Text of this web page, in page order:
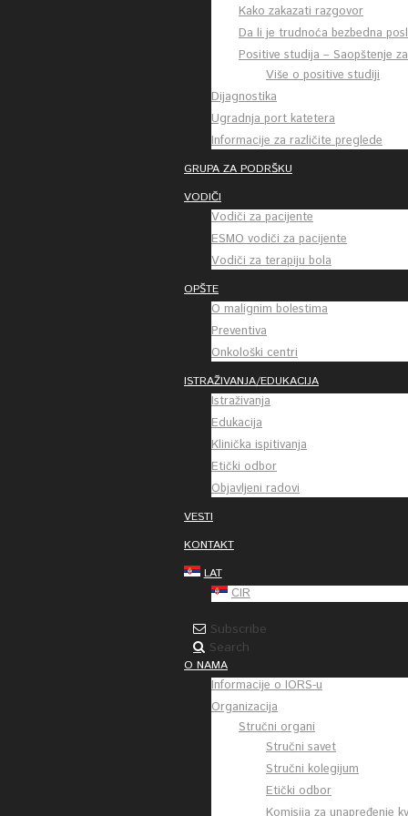
Kako zakazati razgovor
Da li je trudnoća bezbedna
Positive studija – Saopštenje
Više o positive studiji
Dijagnostika
Ugradnja port katetera
Informacije za različite preglede
GRUPA ZA PODRŠKU
VODIČI
Vodiči za pacijente
ESMO vodiči za pacijente
Vodiči za terapiju bola
OPŠTE
O malignim bolestima
Preventiva
Onkološki centri
ISTRAŽIVANJA/EDUKACIJA
Istraživanja
Edukacija
Klinička ispitivanja
Etički odbor
Objavljeni radovi
VESTI
KONTAKT
LAT
CIR
Subscribe
Search
O NAMA
Informacije o IORS-u
Organizacija
Stručni organi
Stručni savet
Stručni kolegijum
Etički odbor